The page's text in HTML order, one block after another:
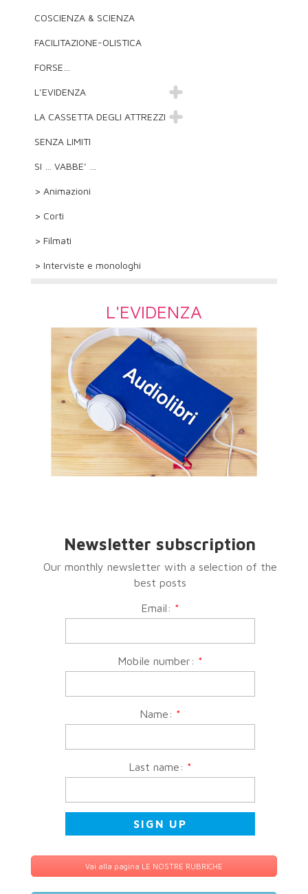
COSCIENZA & SCIENZA
FACILITAZIONE-OLISTICA
FORSE…
L’EVIDENZA
LA CASSETTA DEGLI ATTREZZI
SENZA LIMITI
SI … VABBE’ …
> Animazioni
> Corti
> Filmati
> Interviste e monologhi
L'EVIDENZA
Newsletter subscription
Our monthly newsletter with a selection of the
best posts
Email: *
Mobile number: *
Name: *
Last name: *
Vai alla pagina LE NOSTRE RUBRICHE